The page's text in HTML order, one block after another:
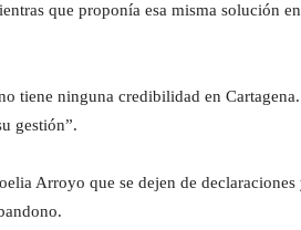
que proponía esa misma solución
tiene ninguna credibilidad en
gestión”.
Arroyo que se dejen de